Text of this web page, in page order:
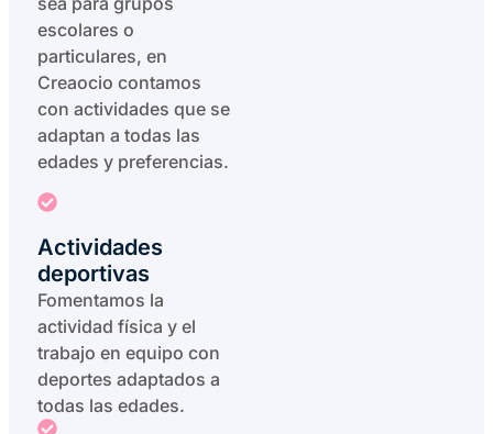
escolares o
particulares, en
Creaocio contamos
con actividades que se
adaptan a todas las
edades y preferencias.
Actividades
deportivas
Fomentamos la
actividad física y el
trabajo en equipo con
deportes adaptados a
todas las edades.